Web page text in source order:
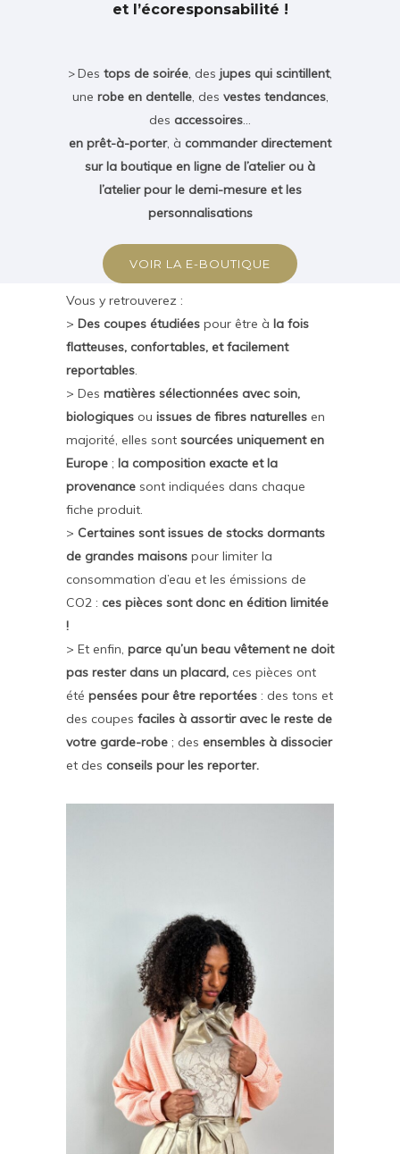
et l’écoresponsabilité !
>Des tops de soirée, des jupes qui scintillent,
une robe en dentelle, des vestes tendances,
des accessoires…
en prêt-à-porter, à commander directement
sur la boutique en ligne de l’atelier ou à
l’atelier pour le demi-mesure et les
personnalisations
VOIR LA E-BOUTIQUE
Vous y retrouverez :
> Des coupes étudiées pour être à la fois
flatteuses, confortables, et facilement
reportables.
> Des matières sélectionnées avec soin,
biologiques ou issues de fibres naturelles en
majorité, elles sont sourcées uniquement en
Europe ; la composition exacte et la
provenance sont indiquées dans chaque
fiche produit.
> Certaines sont issues de stocks dormants
de grandes maisons pour limiter la
consommation d’eau et les émissions de
CO2 : ces pièces sont donc en édition limitée
!
> Et enfin, parce qu’un beau vêtement ne doit
pas rester dans un placard, ces pièces ont
été pensées pour être reportées : des tons et
des coupes faciles à assortir avec le reste de
votre garde-robe ; des ensembles à dissocier
et des conseils pour les reporter.